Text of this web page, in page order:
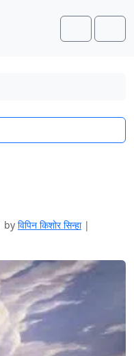
Search
by विपिन किशोर सिन्हा |